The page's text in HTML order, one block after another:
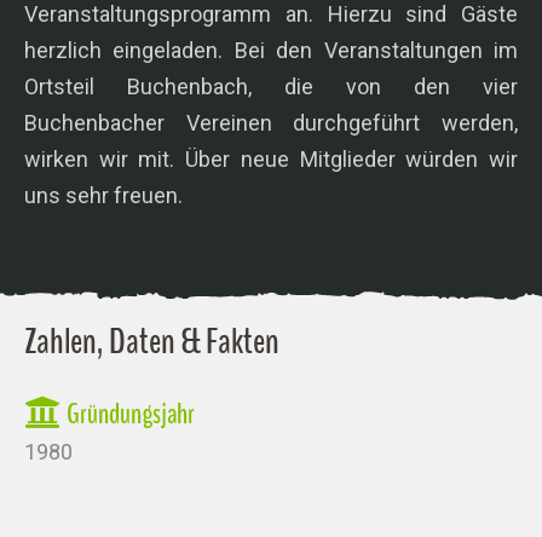
Veranstaltungsprogramm an. Hierzu sind Gäste
herzlich eingeladen. Bei den Veranstaltungen im
Ortsteil Buchenbach, die von den vier
Buchenbacher Vereinen durchgeführt werden,
wirken wir mit. Über neue Mitglieder würden wir
uns sehr freuen.
Zahlen, Daten & Fakten
Gründungsjahr
1980